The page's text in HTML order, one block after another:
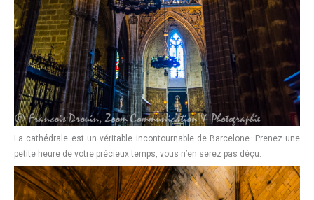
La cathédrale est un véritable incontournable de Barcelone. Prenez une
petite heure de votre précieux temps, vous n’en serez pas déçu.